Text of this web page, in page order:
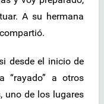
A su hermana
desde el inicio de
“rayado” a otros
uno de los lugares